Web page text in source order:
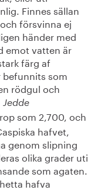
Finnes sällan
försvinna ej
händer med
emot vatten är
färg af
befunnits som
rödgul och
Jedde
som 2,700, och
hafvet,
genom slipning
olika grader uti
som agaten.
hafva